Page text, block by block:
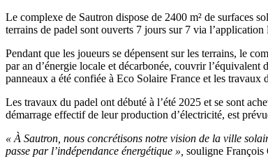
Le complexe de Sautron dispose de 2400 m² de surfaces
terrains de padel sont ouverts 7 jours sur 7 via l’application
Pendant que les joueurs se dépensent sur les terrains, le
par an d’énergie locale et décarbonée, couvrir
panneaux a été confiée à Eco Solaire France et les
Les travaux du padel ont débuté à l’été 2025 et se sont
démarrage effectif de leur production d’électricité, est
« À Sautron, nous concrétisons notre vision de la ville
passe par l’indépendance énergétique », souligne François